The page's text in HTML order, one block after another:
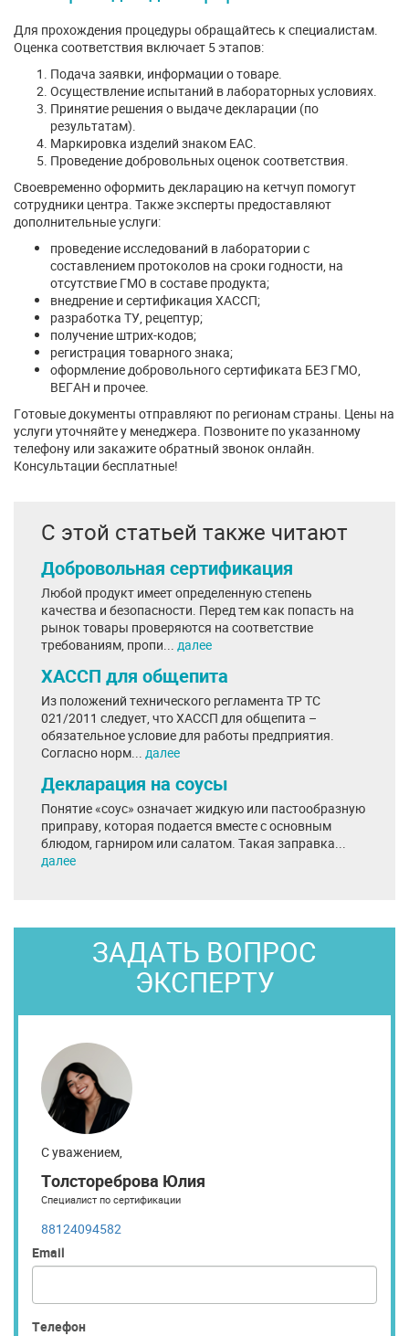
Для прохождения процедуры обращайтесь к специалистам.
Оценка соответствия включает 5 этапов:
Подача заявки, информации о товаре.
Осуществление испытаний в лабораторных условиях.
Принятие решения о выдаче декларации (по
результатам).
Маркировка изделий знаком ЕАС.
Проведение добровольных оценок соответствия.
Своевременно оформить декларацию на кетчуп помогут
сотрудники центра. Также эксперты предоставляют
дополнительные услуги:
проведение исследований в лаборатории с
составлением протоколов на сроки годности, на
отсутствие ГМО в составе продукта;
внедрение и сертификация ХАССП;
разработка ТУ, рецептур;
получение штрих-кодов;
регистрация товарного знака;
оформление добровольного сертификата БЕЗ ГМО,
ВЕГАН и прочее.
Готовые документы отправляют по регионам страны. Цены на
услуги уточняйте у менеджера. Позвоните по указанному
телефону или закажите обратный звонок онлайн.
Консультации бесплатные!
С этой статьей также читают
Добровольная сертификация
Любой продукт имеет определенную степень
качества и безопасности. Перед тем как попасть на
рынок товары проверяются на соответствие
требованиям, пропи... далее
ХАССП для общепита
Из положений технического регламента ТР ТС
021/2011 следует, что ХАССП для общепита –
обязательное условие для работы предприятия.
Согласно норм... далее
Декларация на соусы
Понятие «соус» означает жидкую или пастообразную
приправу, которая подается вместе с основным
блюдом, гарниром или салатом. Такая заправка...
далее
ЗАДАТЬ ВОПРОС
ЭКСПЕРТУ
С уважением,
Толстореброва Юлия
Специалист по сертификации
88124094582
Email
Телефон